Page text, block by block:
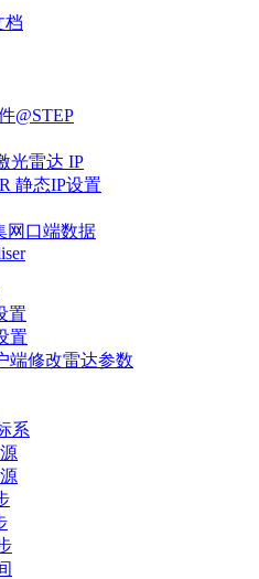
档
@STEP
光雷达 IP
静态IP设置
网口端数据
置
置
端修改雷达参数
系